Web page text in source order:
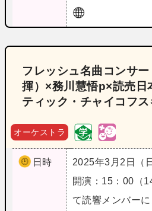
フレッシュ名曲コンサ
揮）×務川慧悟p×読売日
ティック・チャイコフス
オーケストラ
日時
2025年3月2日（
開演：15：00（
て読響メンバー